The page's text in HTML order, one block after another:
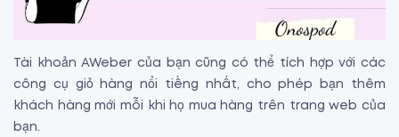
Tài khoản AWeber của bạn cũng có thể tích hợp với các
công cụ giỏ hàng nổi tiếng nhất, cho phép bạn thêm
khách hàng mới mỗi khi họ mua hàng trên trang web của
bạn.